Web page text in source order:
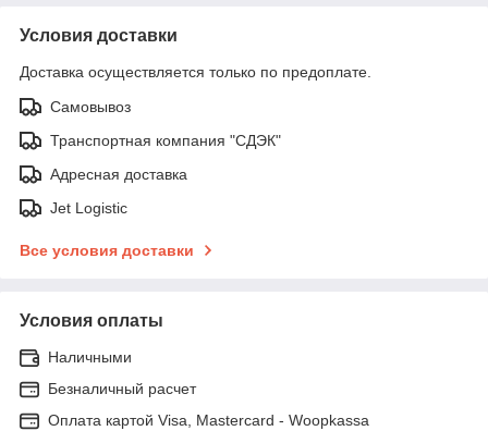
Условия доставки
Доставка осуществляется только по предоплате.
Самовывоз
Транспортная компания "СДЭК"
Адресная доставка
Jet Logistic
Все условия доставки
Условия оплаты
Наличными
Безналичный расчет
Оплата картой Visa, Mastercard - Woopkassa